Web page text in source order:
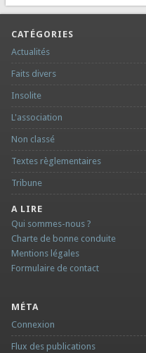
CATÉGORIES
Actualités
Faits divers
Insolite
L'association
Non classé
Textes règlementaires
Tribune
A LIRE
Qui sommes-nous ?
Charte de bonne conduite
Mentions légales
Formulaire de contact
MÉTA
Connexion
Flux des publications